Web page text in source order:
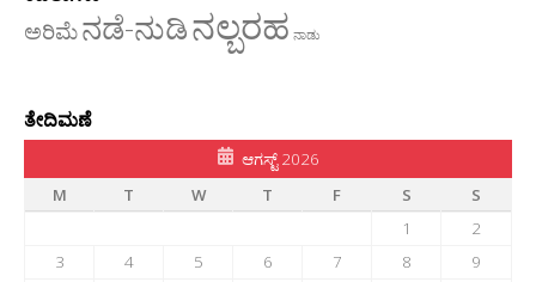
ಅರಿಮೆನಡೆ-ನುಡಿನಲ್ಬರಹ ನಾಡು
ತೇದಿಮಣೆ
ಆಗಸ್ಟ್ 2026
M
T W T F S
S
1
2
3
4 5 6 7 8
9